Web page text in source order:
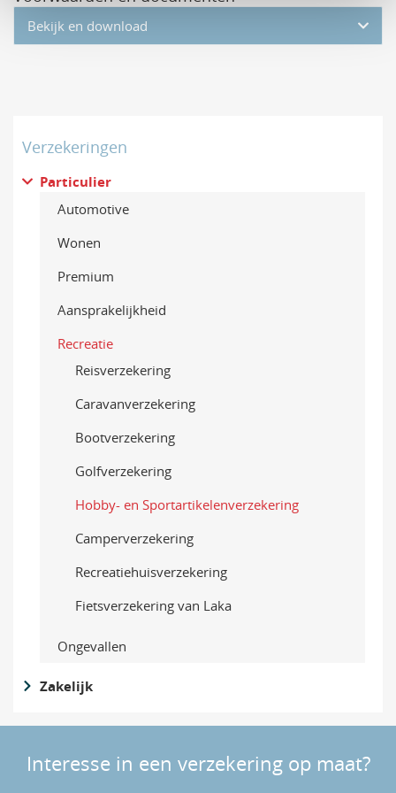
Bekijk en download
Verzekeringen
Particulier
Automotive
Wonen
Premium
Aansprakelijkheid
Recreatie
Reisverzekering
Caravanverzekering
Bootverzekering
Golfverzekering
Hobby- en Sportartikelenverzekering
Camperverzekering
Recreatiehuisverzekering
Fietsverzekering van Laka
Ongevallen
Zakelijk
Interesse in een verzekering op maat?